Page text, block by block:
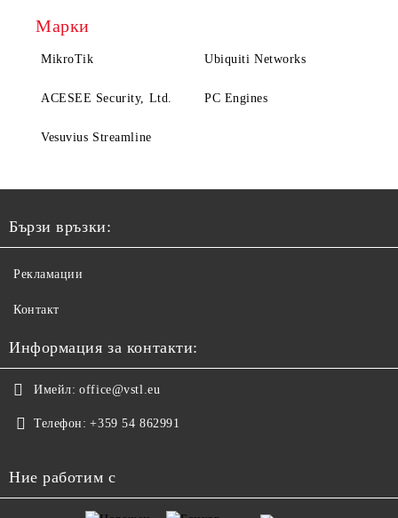
Марки
MikroTik Ubiquiti Networks
ACESEE Security, Ltd. PC Engines
Vesuvius Streamline
Бързи връзки:
Рекламации
Контакт
Информация за контакти:
Имейл: office@vstl.eu
Телефон: +359 54 862991
Ние работим с